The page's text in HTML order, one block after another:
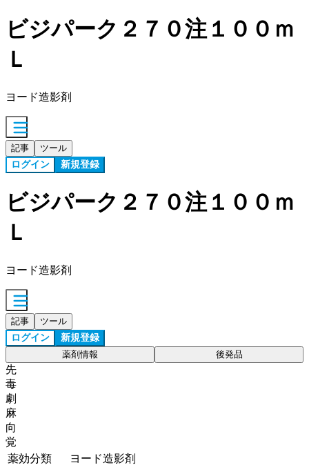
ビジパーク２７０注１００ｍ
Ｌ
ヨード造影剤
記事 ツール
ログイン 新規登録
ビジパーク２７０注１００ｍ
Ｌ
ヨード造影剤
記事 ツール
ログイン 新規登録
薬剤情報 後発品
先
毒
劇
麻
向
覚
薬効分類
ヨード造影剤